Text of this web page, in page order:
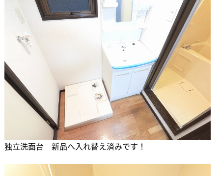
独立洗面台 新品へ入れ替え済みです！